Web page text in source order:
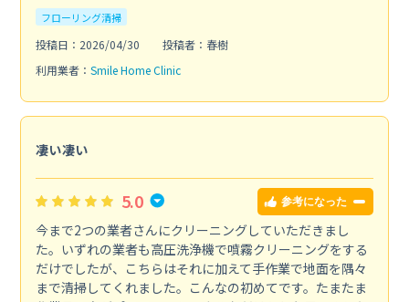
フローリング清掃
投稿日：2026/04/30
投稿者：春樹
利用業者： Smile Home Clinic
凄い凄い
5.0 参考になった
今まで2つの業者さんにクリーニングしていただきまし
た。いずれの業者も高圧洗浄機で噴霧クリーニングをする
だけでしたが、こちらはそれに加えて手作業で地面を隅々
まで清掃してくれました。こんなの初めてです。たまたま